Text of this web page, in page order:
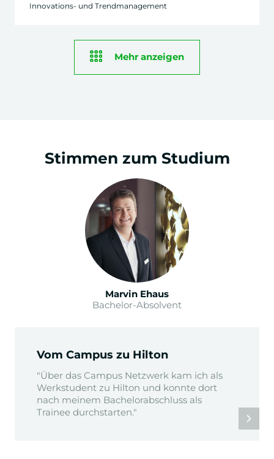
Innovations- und Trendmanagement
Mehr anzeigen
Stimmen zum Studium
Marvin Ehaus
Bachelor-Absolvent
Vom Campus zu Hilton
"Über das Campus Netzwerk kam ich als
Werkstudent zu Hilton und konnte dort
nach meinem Bachelorabschluss als
Trainee durchstarten."